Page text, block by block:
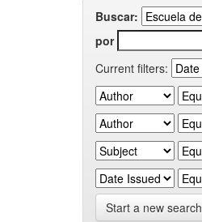
Buscar:
por
Current filters:
Start a new search